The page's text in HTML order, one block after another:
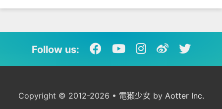
Follow us:
Copyright © 2012-2026 • 電獺少女 by Aotter Inc.